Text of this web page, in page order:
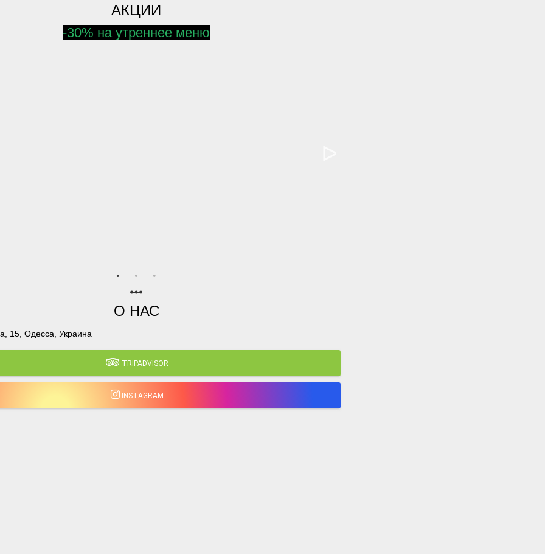
АКЦИИ
-30% на утреннее меню
linear_scale
О НАС
15, Одесса, Украина
TRIPADVISOR
INSTAGRAM